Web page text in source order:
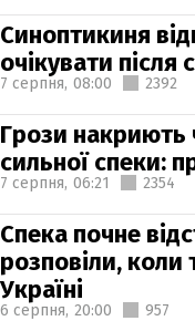
Синоптикиня
очікувати після
7 серпня, 08:00 2392
Грози накриють
сильної спеки:
7 серпня, 06:21 2354
Спека почне
розповіли, коли
Україні
6 серпня, 20:00 957